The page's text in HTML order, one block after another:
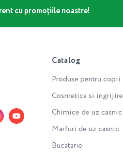
cu promoțiile noastre!
Catalog
Produse pentru copii
Cosmetica si ingrijire
Chimice de uz casnic
Marfuri de uz casnic
Bucatarie